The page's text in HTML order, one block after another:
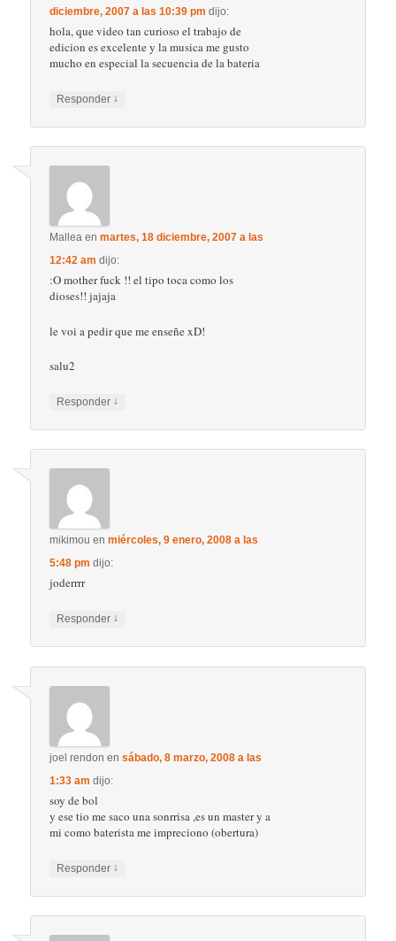
diciembre, 2007 a las 10:39 pm dijo:
hola, que video tan curioso el trabajo de
edicion es excelente y la musica me gusto
mucho en especial la secuencia de la bateria
Responder ↓
Mallea enmartes, 18 diciembre, 2007 a las
12:42 am dijo:
:O mother fuck !! el tipo toca como los
dioses!! jajaja
le voi a pedir que me enseñe xD!
salu2
Responder ↓
mikimou enmiércoles, 9 enero, 2008 a las
5:48 pm dijo:
joderrrr
Responder ↓
joel rendon ensábado, 8 marzo, 2008 a las
1:33 am dijo:
soy de bol
y ese tio me saco una sonrrisa ,es un master y a
mi como baterista me impreciono (obertura)
Responder ↓